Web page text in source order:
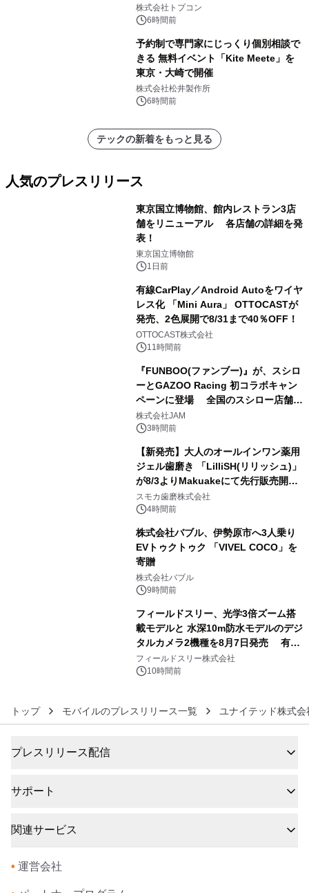
株式会社トプコン
6時間前
予約制で専門家にじっくり個別相談で
きる 無料イベント「Kite Meete」を
東京・大崎で開催
株式会社松井製作所
6時間前
テックの新着をもっと見る
人気のプレスリリース
東京国立博物館、館内レストラン3店
舗をリニューアル 各店舗の詳細を発
表！
東京国立博物館
1日前
有線CarPlay／Android Autoをワイヤ
レス化 「Mini Aura」 OTTOCASTが
発売、2色展開で8/31まで40％OFF！
OTTOCAST株式会社
11時間前
『FUNBOO(ファンブー)』が、スシロ
ーとGAZOO Racing 初コラボキャン
ペーンに登場 全国のスシロー店舗で
GR 4車種の FUNBOO(ミニカー)付き
メニューが展開されます
株式会社JAM
3時間前
【新発売】大人のオールインワン薬用
ジェル歯磨き 「LilliSH(リリッシュ)」
が8/3よりMakuakeにて先行販売開
始！
スモカ歯磨株式会社
4時間前
株式会社バブル、伊勢原市へ3人乗り
EVトゥクトゥク 「VIVEL COCO」を
寄贈
株式会社バブル
9時間前
フィールドスリー、光学3倍ズーム搭
載モデルと 水深10m防水モデルのデジ
タルカメラ2機種を8月7日発売 有効
約1300万画素、用途別に選べるコンデ
ジ新登場
フィールドスリー株式会社
10時間前
トップ モバイルのプレスリリース一覧 ユナイテッド株式会
プレスリリース配信
サポート
関連サービス
• 運営会社